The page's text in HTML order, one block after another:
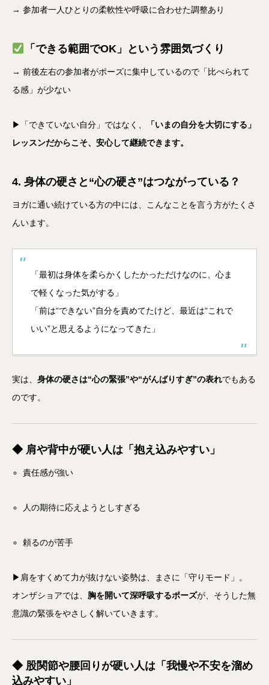
→ 参加者一人ひとりの柔軟性や呼吸に合わせた調整あり
「できる範囲でOK」という雰囲気づくり
→ 前後左右の参加者がポーズに集中しているので「比べられて
る感」が少ない
▶「できていない自分」ではなく、
「いまの自分を大切にする」
レッスンだからこそ、安心して継続できます。
4. 身体の硬さと“心の硬さ”はつながっている？
ヨガに通い続けている方の中には、こんなことを言う方がたくさ
んいます。
「最初は身体を柔らかくしたかっただけなのに、心ま
で軽くなった気がする」
「前は“できない”自分を責めてたけど、最近は“これで
いい”と思えるようになってきた」
実は、 身体の硬さは“心の緊張”や“がんばりすぎ”の表れでもある
のです。
◆ 肩や背中が硬い人は「抱え込みやすい」
責任感が強い
人の期待に応えようとしすぎる
頼るのが苦手
▶肩をすくめて力が抜けない姿勢は、まさに「守りモード」。
オンザショアでは、 胸を開いて深呼吸するポーズが、そうした無
意識の緊張をやさしく解いていきます。
◆ 股関節や腰回りが硬い人は「我慢や不安を溜め
込みやすい」